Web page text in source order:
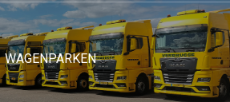
WAGENPARKEN